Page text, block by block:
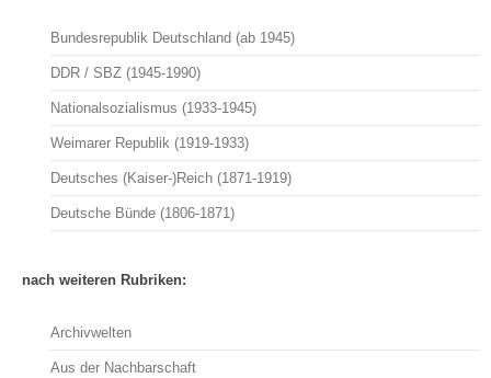
Bundesrepublik Deutschland (ab 1945)
DDR / SBZ (1945-1990)
Nationalsozialismus (1933-1945)
Weimarer Republik (1919-1933)
Deutsches (Kaiser-)Reich (1871-1919)
Deutsche Bünde (1806-1871)
nach weiteren Rubriken:
Archivwelten
Aus der Nachbarschaft